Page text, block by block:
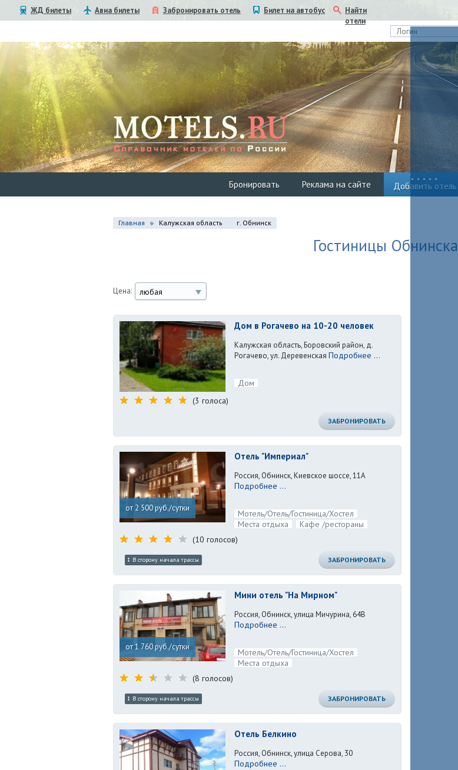
ЖД билеты Авиа билеты Забронировать отель Билет на автобус
Найти
отели
Бронировать Реклама на сайте Добавить отель
Главная Калужская область г. Обнинск
Гостиницы Обнинска
Цена: любая
Дом в Рогачево на 10-20 человек
Калужская область, Боровский район, д.
Рогачево, ул. Деревенская Подробнее ...
Дом
(3 голоса)
ЗАБРОНИРОВАТЬ
от 2 500 руб./сутки
Отель "Империал"
Россия, Обнинск, Киевское шоссе, 11А
Подробнее ...
Мотель/Отель/Гостиница/Хостел
Места отдыха
Кафе /рестораны
(10 голосов)
В сторону начала трассы ЗАБРОНИРОВАТЬ
от 1 760 руб./сутки
Мини отель "На Мирном"
Россия, Обнинск, улица Мичурина, 64В
Подробнее ...
Мотель/Отель/Гостиница/Хостел
Места отдыха
(8 голосов)
В сторону начала трассы ЗАБРОНИРОВАТЬ
Отель Белкино
Россия, Обнинск, улица Серова, 30
Подробнее ...